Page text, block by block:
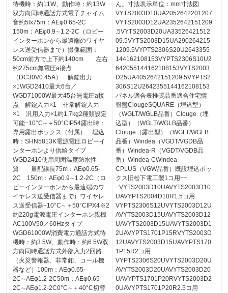
待機時：約11W、動作時：約13W
双方向同時通話方式電子チャイム
音約5lx75m：AEφ0.65-2C
150m：AEφ0.9∼1.2-2C（ロビー
インターホンから最遠端のワイヤ
レス送受信器まで）撮像範囲：
50cm前方で上下約140cm 左右
約275cm無電圧a接点
（DC30V0.45A） 解錠出力
×1WGD2410最大6台／
WGD71000W最大45台無電圧a接
点 解錠入力×1 非常解錠入力
×1 汎用入力×1約1.7kg2種類設定
可能−10°C∼＋50°CIP54露出時：
専用露出ボックス（付属） 埋込
時：SHN5813K電源電圧ロビーイ
ンターホンより供給タイプ
WGD2410使用周囲温度防水性
質 量配線長75m：AEφ0.65-
2C 150m：AEφ0.9∼1.2-2C（ロ
ビーインターホンから最遠端のワ
イヤレス送受信器まで）ワイヤレ
ス送受信器−10°C∼＋50°CIPX4※2
約220g電源電圧インターホン親機
AC100V50／60Hzタイプ
WGD61000W消費電力通話方式待
機時：約3.5W、動作時：約6.5W双
方向同時通話方式外部入力2回路
（火災警報器、非常釦、コール機
器など）100m：AEφ0.65-
2C∼AEφ1.2-2C50m：AEφ0.65-
2C∼AEφ1.2-2C0°C∼＋40°C切替
ん。寸法表示単位：mm寸法図
VYTS2003D10UA2052642201207
VYTS2003D12UA2352642151209
.5VYTS2003D20UA33526421512
09.5VYTS2003D15UA290264215
1209.5VYPTS2306S20U2643355
144162108153VYPTS2306S10U2
642055144162108153VYTS2003
D25UA4052642151209.5VYPTS2
306S12U2642355144162108153
パネル適合表推奨品番適合住宅情
報盤ClougeSQUARE（埋込型）
（WGLT/WGLB品番）Clouge（埋
込型）（WGLT/WGLB品番）
Clouge（露出型）（WGLT/WGLB
品番）Windea（VGDT/VGDB品
番）Windea-R（VGDT/VGDB品
番）Windea-CWindea-
CPLUS（VGW品番）既設埋込ボッ
クス旧松下電工製1コ用−−
−VYTS2003D10UAVYTS2003D10
UAVYPTS2004D10R1.5コ用
VYPTS2306S12UVYTS2003D12U
AVYTS2003D15UAVYTS2003D12
UAVYTS2003D15UAVYTS2003D1
2UAVYPTS1701P15RVYTS2003D
12UAVYTS2003D15UAVYPTS170
1P15R2コ用
VYPTS2306S20UVYTS2003D20U
AVYTS2003D20UAVYTS2003D20
UAVYPTS1701P20RVYTS2003D2
0UAVYPTS1701P20R2.5コ用